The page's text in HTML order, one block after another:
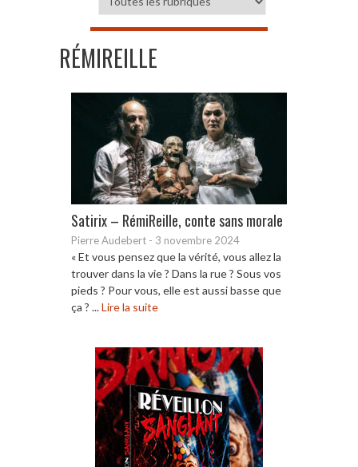
RÉMIREILLE
Satirix – RémiReille, conte sans morale
Pierre Audebert - 3 novembre 2024
« Et vous pensez que la vérité, vous allez la
trouver dans la vie ? Dans la rue ? Sous vos
pieds ? Pour vous, elle est aussi basse que
ça ? ...Lire la suite